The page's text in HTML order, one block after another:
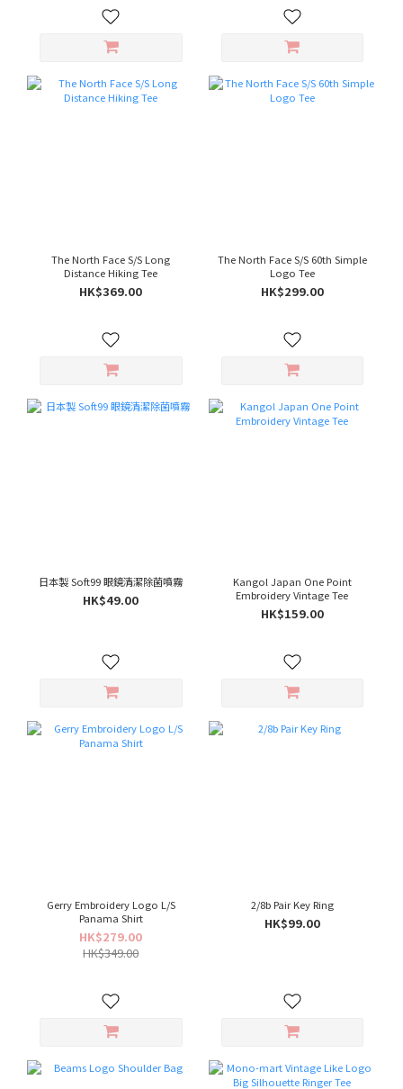
The North Face S/S Long
Distance Hiking Tee
HK$369.00
The North Face S/S 60th Simple
Logo Tee
HK$299.00
日本製 Soft99 眼鏡清潔除菌噴霧
HK$49.00
Kangol Japan One Point
Embroidery Vintage Tee
HK$159.00
Gerry Embroidery Logo L/S
Panama Shirt
HK$279.00
HK$349.00
2/8b Pair Key Ring
HK$99.00